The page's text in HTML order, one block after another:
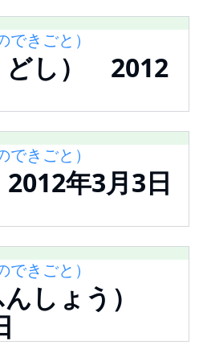
きごと）
どし） 2012
きごと）
年3月3日
きごと）
んしょう）